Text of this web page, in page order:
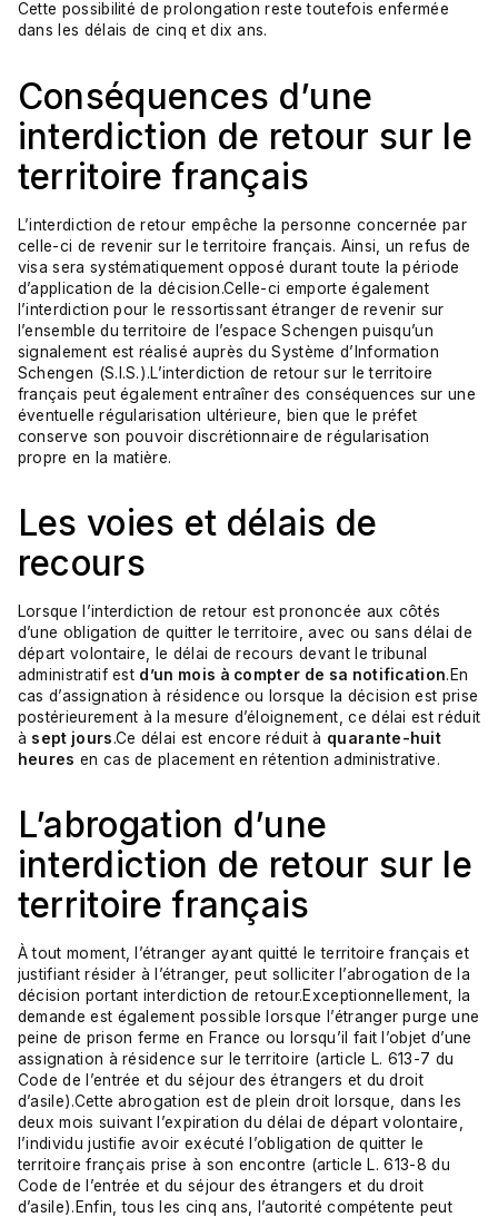
Cette possibilité de prolongation reste toutefois enfermée
dans les délais de cinq et dix ans.
Conséquences d’une
interdiction de retour sur le
territoire français
L’interdiction de retour empêche la personne concernée par
celle-ci de revenir sur le territoire français. Ainsi, un refus de
visa sera systématiquement opposé durant toute la période
d’application de la décision.Celle-ci emporte également
l’interdiction pour le ressortissant étranger de revenir sur
l’ensemble du territoire de l’espace Schengen puisqu’un
signalement est réalisé auprès du Système d’Information
Schengen (S.I.S.).L’interdiction de retour sur le territoire
français peut également entraîner des conséquences sur une
éventuelle régularisation ultérieure, bien que le préfet
conserve son pouvoir discrétionnaire de régularisation
propre en la matière.
Les voies et délais de
recours
Lorsque l’interdiction de retour est prononcée aux côtés
d’une obligation de quitter le territoire, avec ou sans délai de
départ volontaire, le délai de recours devant le tribunal
administratif est d’un mois à compter de sa notification.En
cas d’assignation à résidence ou lorsque la décision est prise
postérieurement à la mesure d’éloignement, ce délai est réduit
à sept jours.Ce délai est encore réduit à quarante-huit
heures en cas de placement en rétention administrative.
L’abrogation d’une
interdiction de retour sur le
territoire français
À tout moment, l’étranger ayant quitté le territoire français et
justifiant résider à l’étranger, peut solliciter l’abrogation de la
décision portant interdiction de retour.Exceptionnellement, la
demande est également possible lorsque l’étranger purge une
peine de prison ferme en France ou lorsqu’il fait l’objet d’une
assignation à résidence sur le territoire (article L. 613-7 du
Code de l’entrée et du séjour des étrangers et du droit
d’asile).Cette abrogation est de plein droit lorsque, dans les
deux mois suivant l’expiration du délai de départ volontaire,
l’individu justifie avoir exécuté l’obligation de quitter le
territoire français prise à son encontre (article L. 613-8 du
Code de l’entrée et du séjour des étrangers et du droit
d’asile).Enfin, tous les cinq ans, l’autorité compétente peut